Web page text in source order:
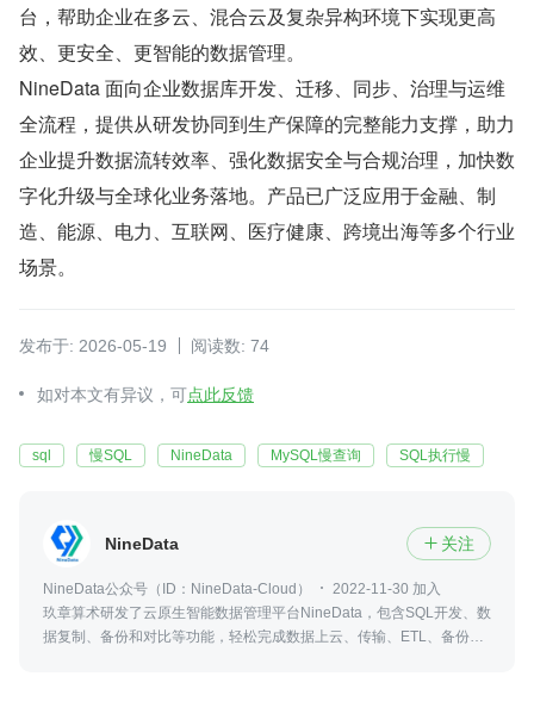
台，帮助企业在多云、混合云及复杂异构环境下实现更高
效、更安全、更智能的数据管理。
NineData 面向企业数据库开发、迁移、同步、治理与运维
全流程，提供从研发协同到生产保障的完整能力支撑，助力
企业提升数据流转效率、强化数据安全与合规治理，加快数
字化升级与全球化业务落地。产品已广泛应用于金融、制
造、能源、电力、互联网、医疗健康、跨境出海等多个行业
场景。
发布于: 2026-05-19 阅读数: 74
如对本文有异议，可点此反馈
sql 慢SQL NineData MySQL慢查询 SQL执行慢
NineData  关注
NineData公众号（ID：NineData-Cloud）
2022-11-30 加入
玖章算术研发了云原生智能数据管理平台NineData，包含SQL开发、数
据复制、备份和对比等功能，轻松完成数据上云、传输、ETL、备份、